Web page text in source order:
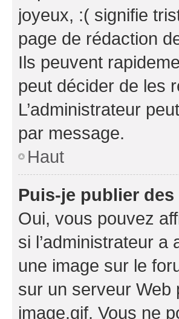
joyeux, :( signifie
page de rédaction
Ils peuvent
peut décider de les
L’administrateur
par message.
Haut
Puis-je publier des
Oui, vous pouvez
si l’administrateur
une image sur le
sur un serveur Web
image.gif. Vous ne